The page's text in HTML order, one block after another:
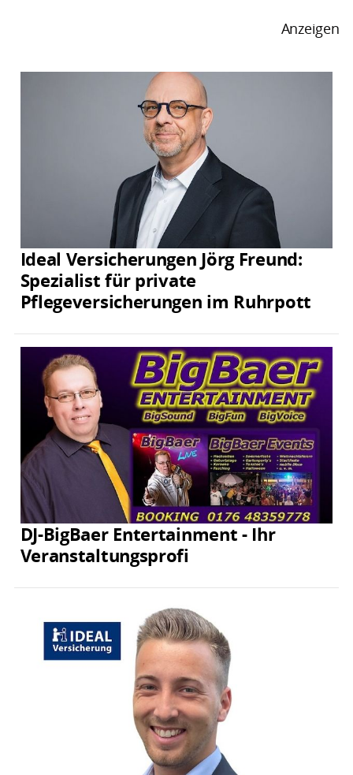
Anzeigen
Ideal Versicherungen Jörg Freund:
Spezialist für private
Pflegeversicherungen im Ruhrpott
DJ-BigBaer Entertainment - Ihr
Veranstaltungsprofi